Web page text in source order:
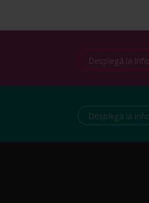
Desplegá la info
Desplegá la info